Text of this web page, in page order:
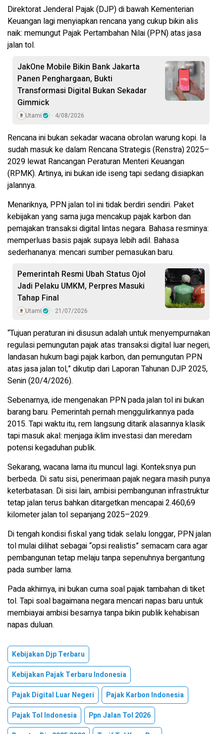
Direktorat Jenderal Pajak (DJP) di bawah Kementerian
Keuangan lagi menyiapkan rencana yang cukup bikin alis
naik: memungut Pajak Pertambahan Nilai (PPN) atas jasa
jalan tol.
JakOne Mobile Bikin Bank Jakarta
Panen Penghargaan, Bukti
Transformasi Digital Bukan Sekadar
Gimmick
Utami 4/08/2026
Rencana ini bukan sekadar wacana obrolan warung kopi. Ia
sudah masuk ke dalam Rencana Strategis (Renstra) 2025–
2029 lewat Rancangan Peraturan Menteri Keuangan
(RPMK). Artinya, ini bukan ide iseng tapi sedang disiapkan
jalannya.
Menariknya, PPN jalan tol ini tidak berdiri sendiri. Paket
kebijakan yang sama juga mencakup pajak karbon dan
pemajakan transaksi digital lintas negara. Bahasa resminya:
memperluas basis pajak supaya lebih adil. Bahasa
sederhananya: mencari sumber pemasukan baru.
Pemerintah Resmi Ubah Status Ojol
Jadi Pelaku UMKM, Perpres Masuki
Tahap Final
Utami 21/07/2026
“Tujuan peraturan ini disusun adalah untuk menyempurnakan
regulasi pemungutan pajak atas transaksi digital luar negeri,
landasan hukum bagi pajak karbon, dan pemungutan PPN
atas jasa jalan tol,” dikutip dari Laporan Tahunan DJP 2025,
Senin (20/4/2026).
Sebenarnya, ide mengenakan PPN pada jalan tol ini bukan
barang baru. Pemerintah pernah menggulirkannya pada
2015. Tapi waktu itu, rem langsung ditarik alasannya klasik
tapi masuk akal: menjaga iklim investasi dan meredam
potensi kegaduhan publik.
Sekarang, wacana lama itu muncul lagi. Konteksnya pun
berbeda. Di satu sisi, penerimaan pajak negara masih punya
keterbatasan. Di sisi lain, ambisi pembangunan infrastruktur
tetap jalan terus bahkan ditargetkan mencapai 2.460,69
kilometer jalan tol sepanjang 2025–2029.
Di tengah kondisi fiskal yang tidak selalu longgar, PPN jalan
tol mulai dilihat sebagai “opsi realistis” semacam cara agar
pembangunan tetap melaju tanpa sepenuhnya bergantung
pada sumber lama.
Pada akhirnya, ini bukan cuma soal pajak tambahan di tiket
tol. Tapi soal bagaimana negara mencari napas baru untuk
membiayai ambisi besarnya tanpa bikin publik kehabisan
napas duluan.
Kebijakan Djp Terbaru
Kebijakan Pajak Terbaru Indonesia
Pajak Digital Luar Negeri
Pajak Karbon Indonesia
Pajak Tol Indonesia
Ppn Jalan Tol 2026